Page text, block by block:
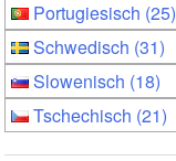
Portugiesisch (25)
Schwedisch (31)
Slowenisch (18)
Tschechisch (21)